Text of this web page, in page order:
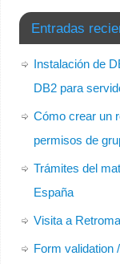
Entradas
Instalación de
DB2 para
Cómo crear un
permisos de
Trámites del
España
Visita a
Form validation